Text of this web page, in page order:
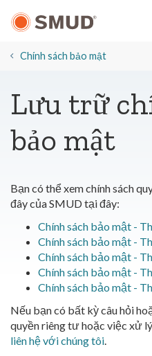
đến
dungChính sách bảo mật
Lưu trữ
bảo mật
Bạn có thể xem chính sách
đây của SMUD tại đây:
Chính sách bảo mật -
Chính sách bảo mật -
Chính sách bảo mật -
Chính sách bảo mật -
Chính sách bảo mật -
Nếu bạn có bất kỳ câu hỏi
quyền riêng tư hoặc việc xử
liên hệ với chúng tôi.